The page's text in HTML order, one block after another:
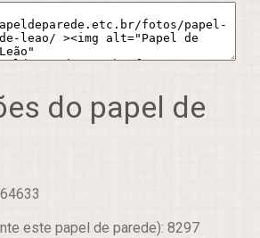
do papel de
este papel de parede): 8297